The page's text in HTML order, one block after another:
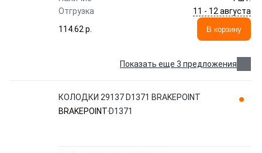
Отгрузка
11 - 12 августа
114.62 p.
В корзину
Показать еще 3 предложения
КОЛОДКИ 29137 D1371 BRAKEPOINT
BRAKEPOINT D1371